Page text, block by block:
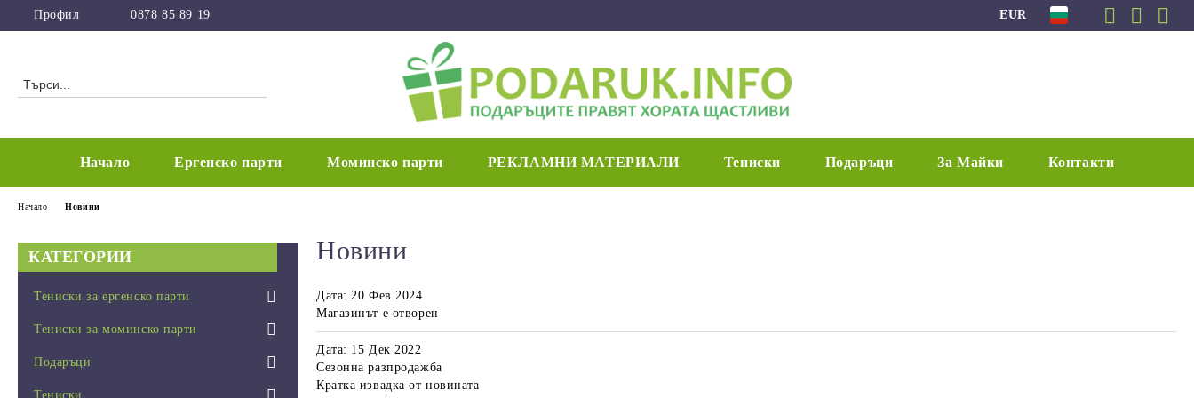
Профил 0878 85 89 19 EUR
Начало Ергенско парти Моминско парти РЕКЛАМНИ МАТЕРИАЛИ Тениски Подаръци За Майки Контакти
КАТЕГОРИИ
Тениски за ергенско парти
Тениски за ергенско парти 2026
Комплект за ергенско парти 2026
Индивидуален дизайн ергенско
Тениски за моминско парти
Тениски за моминско парти 2026
Комплект за моминско парти 2026
Подаръци
Коледни подаръци
Тениски
Начало Новини
Новини
Дата: 20 Фев 2024
Магазинът е отворен
Дата: 15 Дек 2022
Сезонна разпродажба
Кратка извадка от новината